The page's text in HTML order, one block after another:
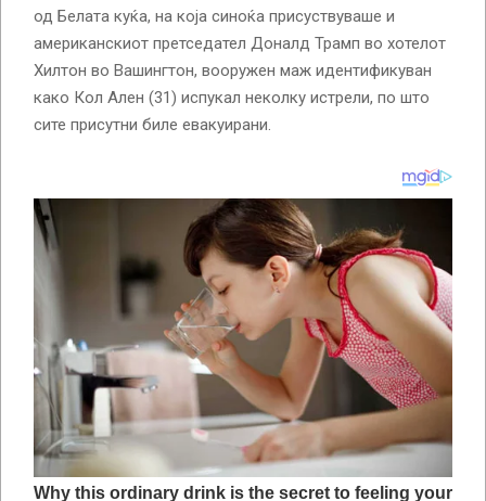
од Белата куќа, на која синоќа присуствуваше и
американскиот претседател Доналд Трамп во хотелот
Хилтон во Вашингтон, вооружен маж идентификуван
како Кол Ален (31) испукал неколку истрели, по што
сите присутни биле евакуирани.